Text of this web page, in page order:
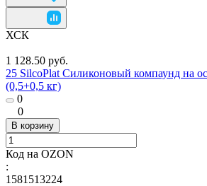
ХСК
1 128.50 руб.
25 SilcoPlat Силиконовый компаунд на
(0,5+0,5 кг)
0
0
В корзину
Код на OZON
:
1581513224